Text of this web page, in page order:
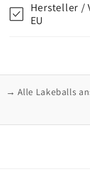
Hersteller /
EU
→ Alle Lakeballs